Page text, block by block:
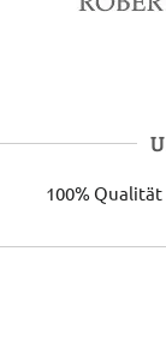
100% Qualität